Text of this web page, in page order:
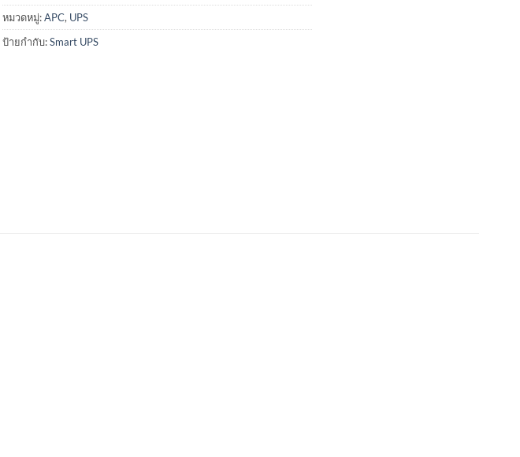
หมวดหมู่:APC, UPS
ป้ายกำกับ:Smart UPS